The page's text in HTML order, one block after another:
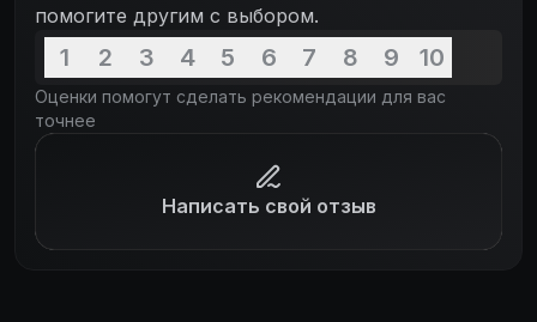
помогите другим с выбором.
1 2 3 4 5 6 7 8 9 10
Оценки помогут сделать рекомендации для вас
точнее
Написать свой отзыв